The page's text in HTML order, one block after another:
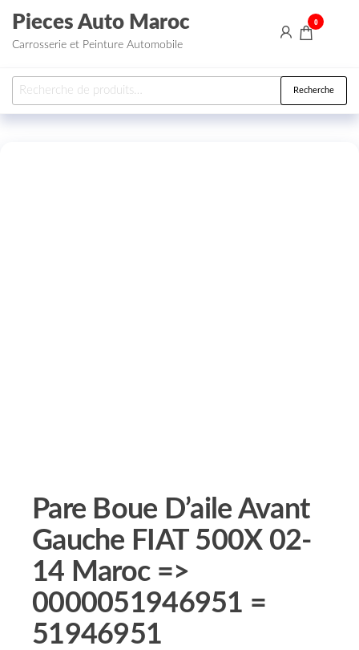
Aller au contenu
Pieces Auto Maroc
Carrosserie et Peinture Automobile
0
Recherche pour : Recherche
Pare Boue D’aile Avant
Gauche FIAT 500X 02-
14 Maroc =>
0000051946951 =
51946951